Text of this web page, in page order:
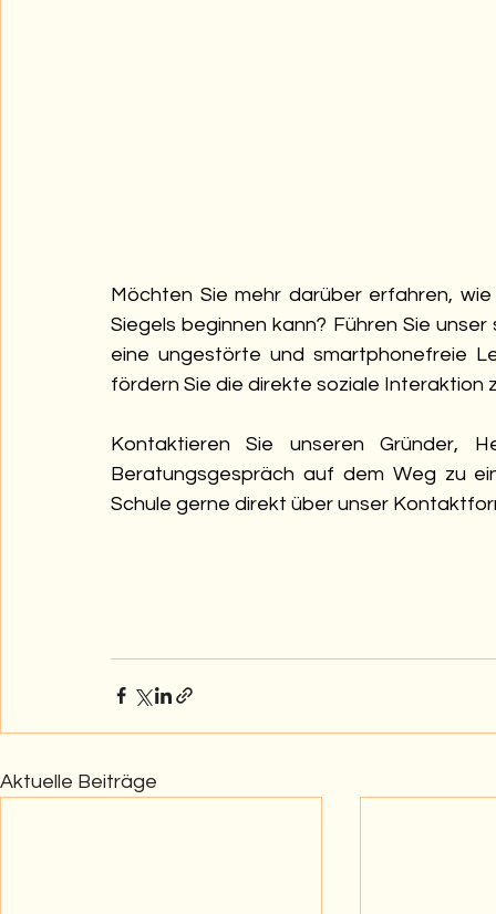
Möchten Sie mehr darüber erfahren,
Siegels beginnen kann? Führen Sie
eine ungestörte und smartphonefreie
fördern Sie die direkte soziale Interaktion
Kontaktieren Sie unseren Gründer,
Beratungsgespräch auf dem Weg zu
Schule gerne direkt über unser
Aktuelle Beiträge